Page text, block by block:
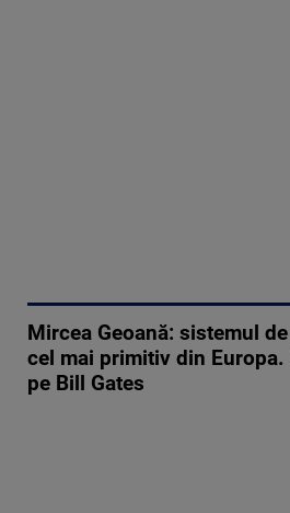
Mircea Geoană: sistemul
cel mai primitiv din Europa.
pe Bill Gates